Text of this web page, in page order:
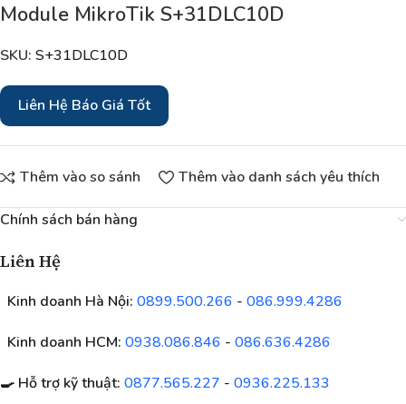
Module MikroTik S+31DLC10D
SKU: S+31DLC10D
Liên Hệ Báo Giá Tốt
Thêm vào so sánh Thêm vào danh sách yêu thích
Chính sách bán hàng
Liên Hệ
Kinh doanh Hà Nội: 0899.500.266 - 086.999.4286
Kinh doanh HCM: 0938.086.846 - 086.636.4286
🍳 Hỗ trợ kỹ thuật: 0877.565.227 - 0936.225.133